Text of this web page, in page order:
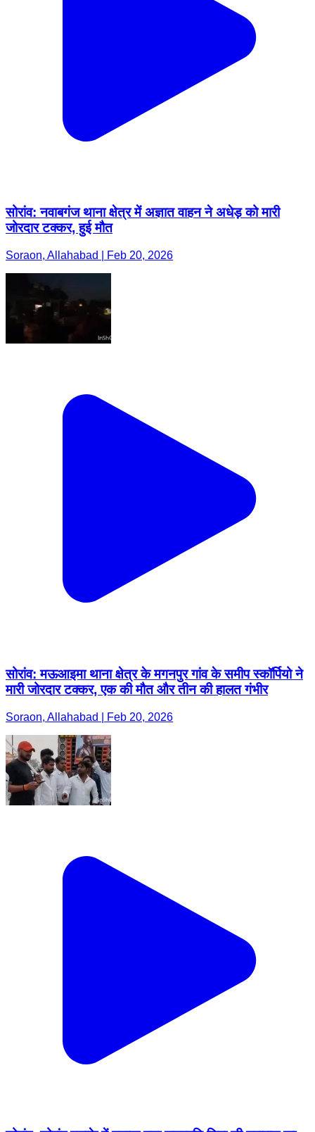
सोरांव: नवाबगंज थाना क्षेत्र में अज्ञात वाहन ने अधेड़ को मारी
जोरदार टक्कर, हुई मौत
Soraon, Allahabad | Feb 20, 2026
सोरांव: मऊआइमा थाना क्षेत्र के मगनपुर गांव के समीप स्कॉर्पियो ने
मारी जोरदार टक्कर, एक की मौत और तीन की हालत गंभीर
Soraon, Allahabad | Feb 20, 2026